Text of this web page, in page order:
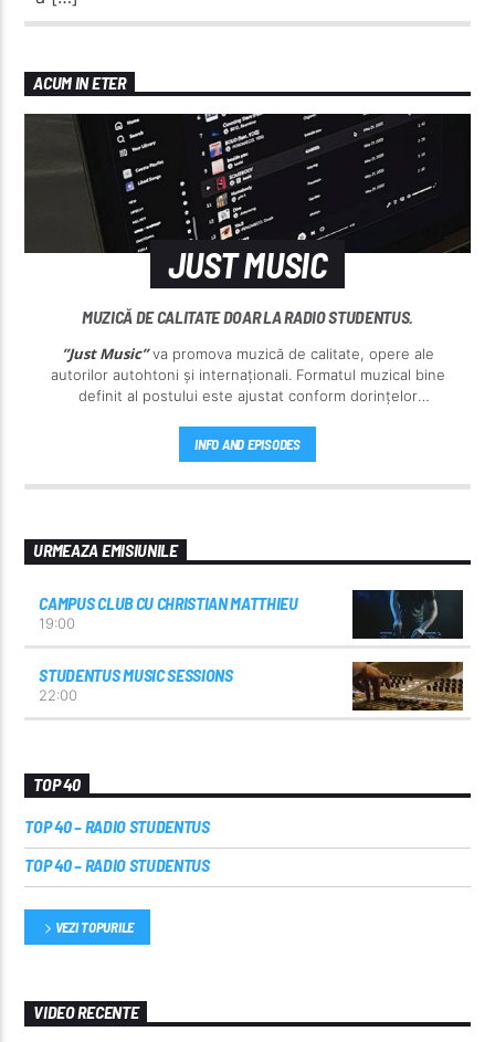
ACUM IN ETER
JUST MUSIC
MUZICĂ DE CALITATE DOAR LA RADIO STUDENTUS.
”Just Music”va promova muzică de calitate, opere ale
autorilor autohtoni și internaționali. Formatul muzical bine
definit al postului este ajustat conform dorințelor
INFO AND EPISODES
URMEAZA EMISIUNILE
CAMPUS CLUB CU CHRISTIAN MATTHIEU
19:00
STUDENTUS MUSIC SESSIONS
22:00
TOP 40
TOP 40 – RADIO STUDENTUS
TOP 40 – RADIO STUDENTUS
VEZI TOPURILE
VIDEO RECENTE